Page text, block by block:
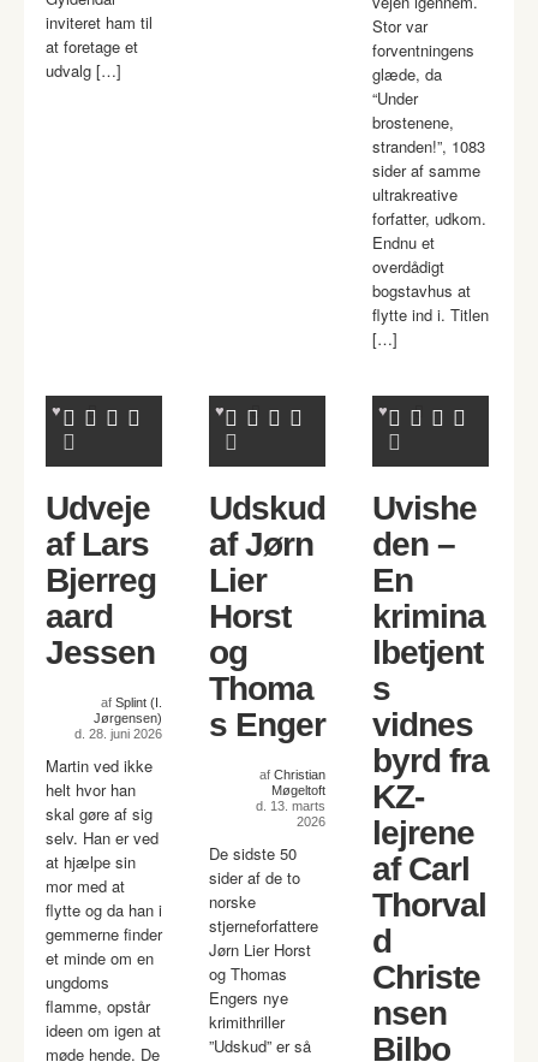
inviteret ham til
at foretage et
udvalg […]
Stor var
forventningens
glæde, da
“Under
brostenene,
stranden!”, 1083
sider af samme
ultrakreative
forfatter, udkom.
Endnu et
overdådigt
bogstavhus at
flytte ind i. Titlen
[…]
Udveje
af Lars
Bjerreg
aard
Jessen
af Splint (I.
Jørgensen)
d. 28. juni 2026
Martin ved ikke
helt hvor han
skal gøre af sig
selv. Han er ved
at hjælpe sin
mor med at
flytte og da han i
gemmerne finder
et minde om en
ungdoms
flamme, opstår
ideen om igen at
møde hende. De
Udskud
af Jørn
Lier
Horst
og
Thoma
s Enger
af Christian
Møgeltoft
d. 13. marts
2026
De sidste 50
sider af de to
norske
stjerneforfattere
Jørn Lier Horst
og Thomas
Engers nye
krimithriller
”Udskud” er så
Uvishe
den –
En
krimina
lbetjent
s
vidnes
byrd fra
KZ-
lejrene
af Carl
Thorval
d
Christe
nsen
Bilbo